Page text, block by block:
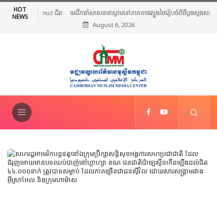
HOT
NEWS
មេដឹកនាំសាសនាឥស្លាមនៅភាគខាងត្បូងថៃរៀបចំពិធីបួងសួងសន្តិភាព និងថ្កោល
ទោសអំពើហិង្សា ក្រោយការវាយប្រហារនៅណារ៉ាធីវ៉ាត់
August 6, 2026